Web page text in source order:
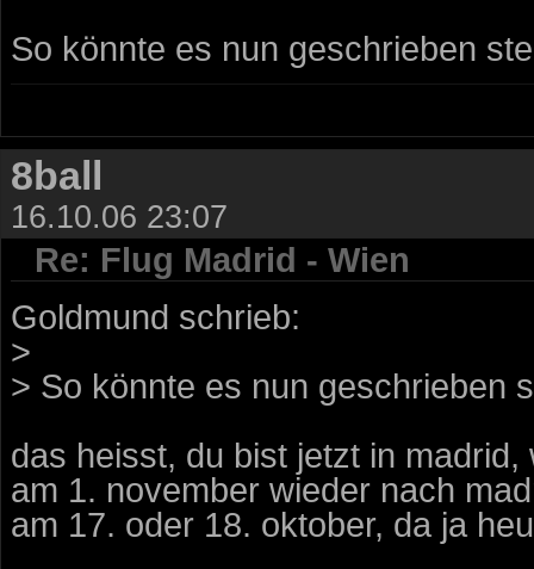
So könnte es nun geschrieben
8ball
16.10.06 23:07
Re: Flug Madrid - Wien
Goldmund schrieb:
>
> So könnte es nun geschrieben
das heisst, du bist jetzt in
am 1. november wieder nach
am 17. oder 18. oktober, da ja